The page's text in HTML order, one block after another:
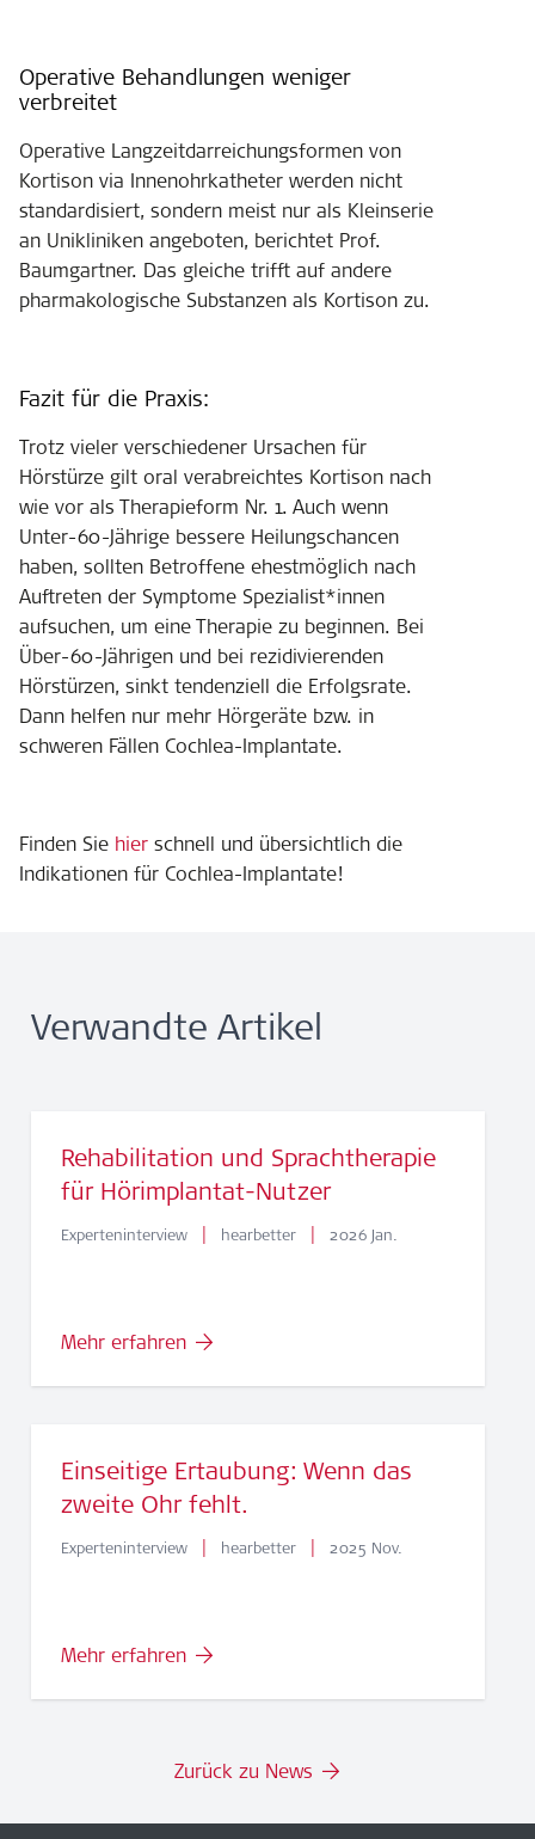
Operative Behandlungen weniger
verbreitet
Operative Langzeitdarreichungsformen von
Kortison via Innenohrkatheter werden nicht
standardisiert, sondern meist nur als Kleinserie
an Unikliniken angeboten, berichtet Prof.
Baumgartner. Das gleiche trifft auf andere
pharmakologische Substanzen als Kortison zu.
Fazit für die Praxis:
Trotz vieler verschiedener Ursachen für
Hörstürze gilt oral verabreichtes Kortison nach
wie vor als Therapieform Nr. 1. Auch wenn
Unter-60-Jährige bessere Heilungschancen
haben, sollten Betroffene ehestmöglich nach
Auftreten der Symptome Spezialist*innen
aufsuchen, um eine Therapie zu beginnen. Bei
Über-60-Jährigen und bei rezidivierenden
Hörstürzen, sinkt tendenziell die Erfolgsrate.
Dann helfen nur mehr Hörgeräte bzw. in
schweren Fällen Cochlea-Implantate.
Finden Sie hier schnell und übersichtlich die
Indikationen für Cochlea-Implantate!
Verwandte Artikel
Rehabilitation und Sprachtherapie
für Hörimplantat-Nutzer
Experteninterview | hearbetter | 2026 Jan.
Mehr erfahren
Einseitige Ertaubung: Wenn das
zweite Ohr fehlt.
Experteninterview | hearbetter | 2025 Nov.
Mehr erfahren
Zurück zu News